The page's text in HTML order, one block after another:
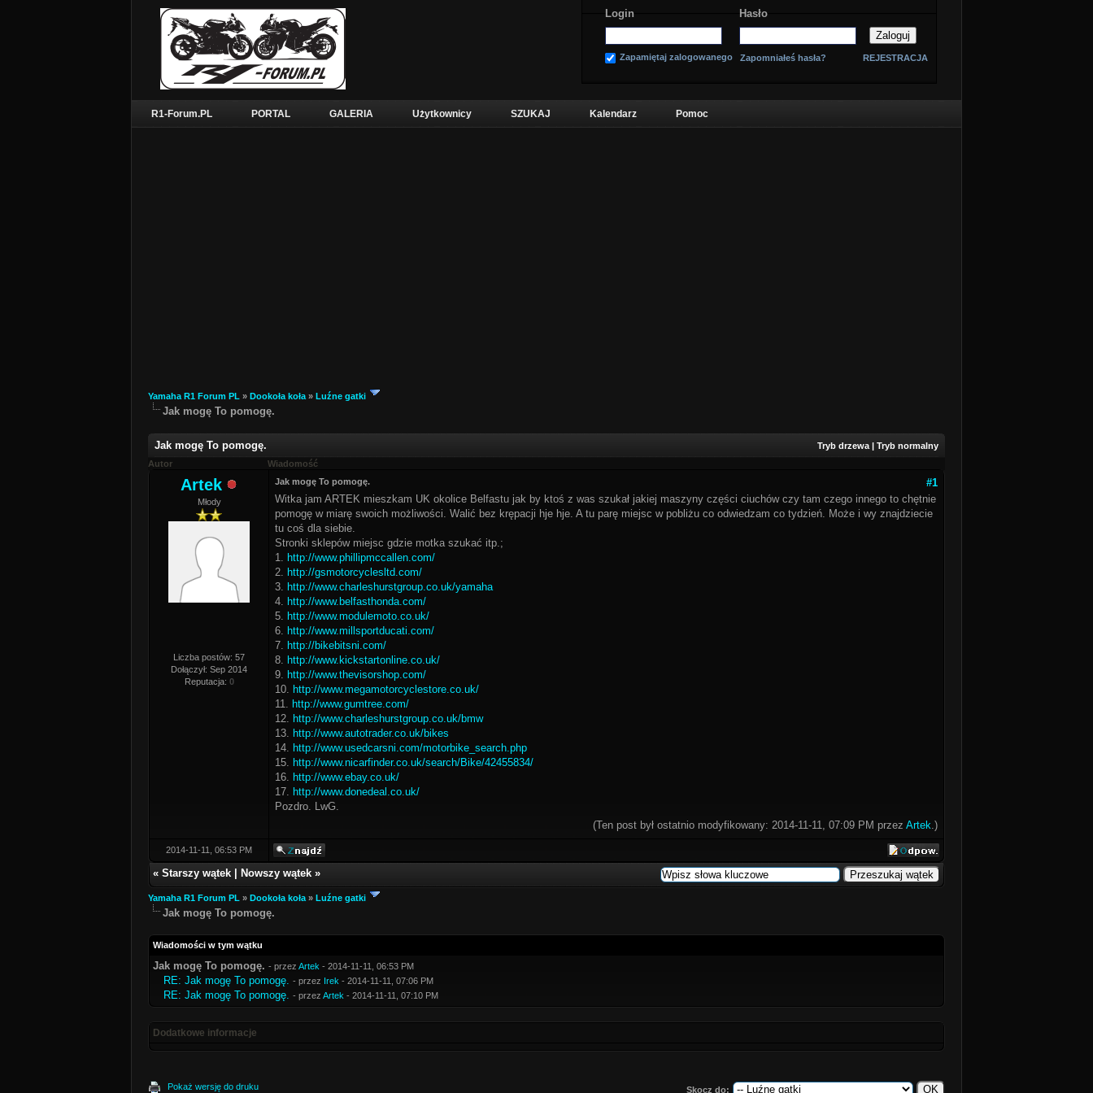
Login Hasło
Zapamiętaj zalogowanego Zapomniałeś hasła? REJESTRACJA
R1-Forum.PL PORTAL GALERIA Użytkownicy SZUKAJ Kalendarz Pomoc
Yamaha R1 Forum PL » Dookoła koła » Luźne gatki
Jak mogę To pomogę.
Tryb drzewa | Tryb normalny
Jak mogę To pomogę.
Autor Wiadomość
Artek
Młody
Liczba postów: 57
Dołączył: Sep 2014
Reputacja: 0
#1
Jak mogę To pomogę.
Witka jam ARTEK mieszkam UK okolice Belfastu jak by ktoś z was szukał jakiej maszyny części ciuchów czy tam czego innego to chętnie
pomogę w miarę swoich możliwości. Walić bez krępacji hje hje. A tu parę miejsc w pobliżu co odwiedzam co tydzień. Może i wy znajdziecie
tu coś dla siebie.
Stronki sklepów miejsc gdzie motka szukać itp.;
1. http://www.phillipmccallen.com/
2. http://gsmotorcyclesltd.com/
3. http://www.charleshurstgroup.co.uk/yamaha
4. http://www.belfasthonda.com/
5. http://www.modulemoto.co.uk/
6. http://www.millsportducati.com/
7. http://bikebitsni.com/
8. http://www.kickstartonline.co.uk/
9. http://www.thevisorshop.com/
10. http://www.megamotorcyclestore.co.uk/
11. http://www.gumtree.com/
12. http://www.charleshurstgroup.co.uk/bmw
13. http://www.autotrader.co.uk/bikes
14. http://www.usedcarsni.com/motorbike_search.php
15. http://www.nicarfinder.co.uk/search/Bike/42455834/
16. http://www.ebay.co.uk/
17. http://www.donedeal.co.uk/
Pozdro. LwG.
(Ten post był ostatnio modyfikowany: 2014-11-11, 07:09 PM przez Artek.)
2014-11-11, 06:53 PM
« Starszy wątek Nowszy wątek »
Yamaha R1 Forum PL » Dookoła koła » Luźne gatki
Jak mogę To pomogę.
Wiadomości w tym wątku
Jak mogę To pomogę. - przez Artek - 2014-11-11, 06:53 PM
RE: Jak mogę To pomogę. - przez Irek - 2014-11-11, 07:06 PM
RE: Jak mogę To pomogę. - przez Artek - 2014-11-11, 07:10 PM
Dodatkowe informacje
Pokaż wersję do druku Skocz do: